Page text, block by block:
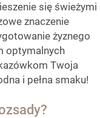
się świeżymi
znaczenie
żyznego
optymalnych
Twoja
i pełna smaku!